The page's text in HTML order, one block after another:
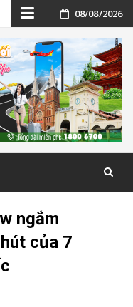
Skip
to
content
08/08/2026
ngắm
của 7